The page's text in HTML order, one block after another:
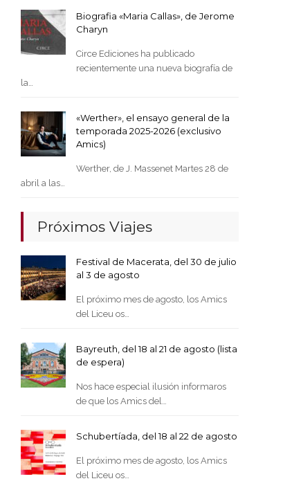
Biografia «Maria Callas», de Jerome
Charyn
Circe Ediciones ha publicado
recientemente una nueva biografía de
la…
«Werther», el ensayo general de la
temporada 2025-2026 (exclusivo
Amics)
Werther, de J. Massenet Martes 28 de
abril a las…
Próximos Viajes
Festival de Macerata, del 30 de julio
al 3 de agosto
El próximo mes de agosto, los Amics
del Liceu os…
Bayreuth, del 18 al 21 de agosto (lista
de espera)
Nos hace especial ilusión informaros
de que los Amics del…
Schubertíada, del 18 al 22 de agosto
El próximo mes de agosto, los Amics
del Liceu os…